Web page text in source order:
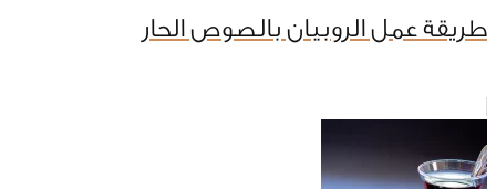
طريقة عمل الروبيان بالصوص الحار